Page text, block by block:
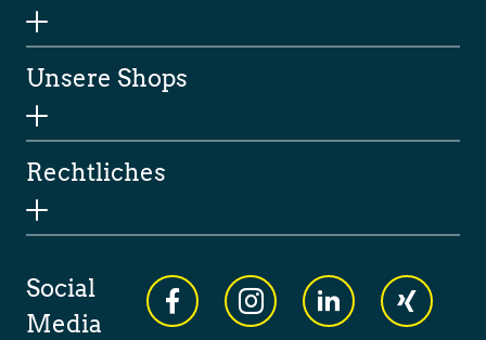
Unsere Shops
Rechtliches
Social
Media